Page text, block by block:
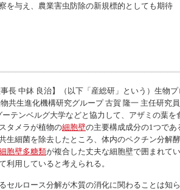
を与え、農業害虫防除の新規標的としても期待
長 中鉢 良治】（以下「産総研」という）生物
共生進化機構研究グループ 古賀 隆一 主任研
テンベルグ大学などと協力して、アザミの葉を
タメラが植物の細胞壁の主要構成成分の1つであ
生細菌を除去したところ、体内のペクチン分
胞壁多糖類が複合した丈夫な細胞壁で囲まれて
利用していると考えられる。
セルロース分解が木質の消化に関わることは知